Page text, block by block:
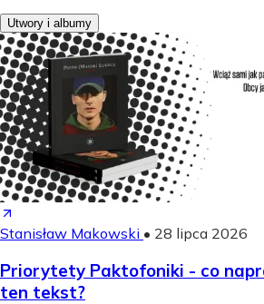
Utwory i albumy
Stanisław Makowski • 28 lipca 2026
Priorytety Paktofoniki - co
ten tekst?